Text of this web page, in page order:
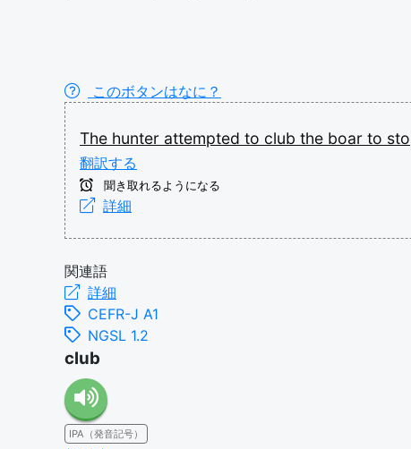
このボタンはなに？
The hunter attempted to club the boar to
翻訳する
聞き取れるようになる
詳細
関連語
詳細
CEFR-J A1
NGSL 1.2
club
IPA（発音記号）